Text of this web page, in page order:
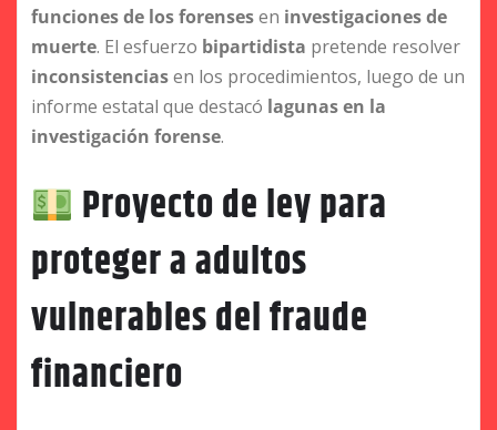
funciones de los forensesen investigaciones de
muerte. El esfuerzo bipartidista pretende resolver
inconsistenciasen los procedimientos, luego de un
informe estatal que destacó lagunas en la
investigación forense.
Proyecto de ley para
proteger a adultos
vulnerables del fraude
financiero